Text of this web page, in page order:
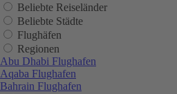
Beliebte Reiseländer
Beliebte Städte
Flughäfen
Regionen
Abu Dhabi Flughafen
Aqaba Flughafen
Bahrain Flughafen